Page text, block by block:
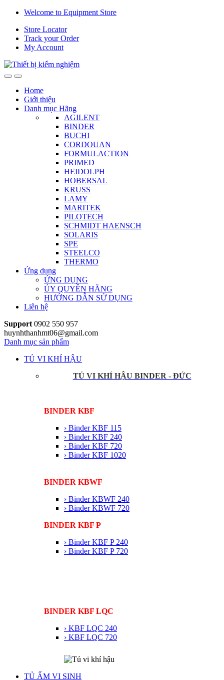
Skip
navigation
Skip
content
Welcome to Equipment Store
Store Locator
Track your Order
My Account
Home
Giới thiệu
Danh mục Hãng
AGILENT
BINDER
BUCHI
CORDOUAN
FORMULACTION
PRIMED
HEIDOLPH
HOBERSAL
KRUSS
LAMY
MARITEK
PILOTECH
SCHMIDT HAENSCH
SOLARIS
SPE
STEELCO
THERMO
Ứng dụng
ỨNG DỤNG
ỦY QUYỀN HÃNG
HƯỚNG DẪN SỬ DỤNG
Liên hệ
Support 0902 550 957
huynhthanhmt06@gmail.com
Danh mục sản phẩm
TỦ VI KHÍ HẬU
TỦ VI KHÍ HẬU BINDER - ĐỨC
BINDER KBF
› Binder KBF 115
› Binder KBF 240
› Binder KBF 720
› Binder KBF 1020
BINDER KBWF
› Binder KBWF 240
› Binder KBWF 720
BINDER KBF P
› Binder KBF P 240
› Binder KBF P 720
BINDER KBF LQC
› KBF LQC 240
› KBF LQC 720
TỦ ẤM VI SINH